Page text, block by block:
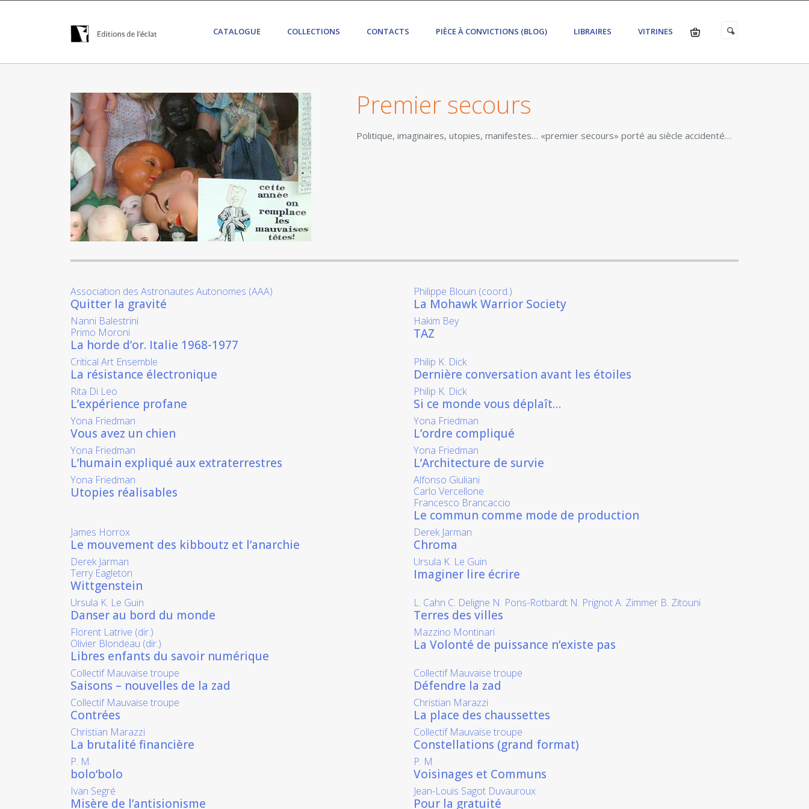
CATALOGUE COLLECTIONS CONTACTS PIÈCE À CONVICTIONS (BLOG) LIBRAIRES VITRINES
Premier secours
Politique, imaginaires, utopies, manifestes… «premier secours» porté au siècle accidenté…
Association des Astronautes Autonomes (AAA)
Quitter la gravité
Philippe Blouin (coord.)
La Mohawk Warrior Society
Nanni Balestrini
Primo Moroni
La horde d’or. Italie 1968-1977
Hakim Bey
TAZ
Critical Art Ensemble
La résistance électronique
Philip K. Dick
Dernière conversation avant les étoiles
Rita Di Leo
L’expérience profane
Philip K. Dick
Si ce monde vous déplaît…
Yona Friedman
Vous avez un chien
Yona Friedman
L’ordre compliqué
Yona Friedman
L’humain expliqué aux extraterrestres
Yona Friedman
L’Architecture de survie
Yona Friedman
Utopies réalisables
Alfonso Giuliani
Carlo Vercellone
Francesco Brancaccio
Le commun comme mode de production
James Horrox
Le mouvement des kibboutz et l’anarchie
Derek Jarman
Chroma
Derek Jarman
Terry Eagleton
Wittgenstein
Ursula K. Le Guin
Imaginer lire écrire
Ursula K. Le Guin
Danser au bord du monde
L. Cahn C. Deligne N. Pons-Rotbardt N. Prignot A. Zimmer B. Zitouni
Terres des villes
Florent Latrive (dir.)
Olivier Blondeau (dir.)
Libres enfants du savoir numérique
Mazzino Montinari
La Volonté de puissance n’existe pas
Collectif Mauvaise troupe
Saisons – nouvelles de la zad
Collectif Mauvaise troupe
Défendre la zad
Collectif Mauvaise troupe
Contrées
Christian Marazzi
La place des chaussettes
Christian Marazzi
La brutalité financière
Collectif Mauvaise troupe
Constellations (grand format)
P. M.
bolo‘bolo
P. M.
Voisinages et Communs
Ivan Segré
Misère de l’antisionisme
Jean-Louis Sagot Duvauroux
Pour la gratuité